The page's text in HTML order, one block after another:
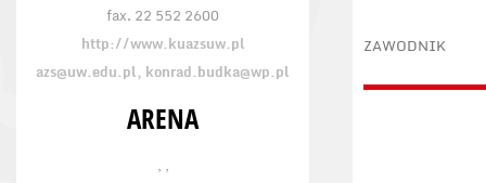
fax. 22 552 2600
http://www.kuazsuw.pl
azs@uw.edu.pl, konrad.budka@wp.pl
ARENA
, ,
ZAWODNIK